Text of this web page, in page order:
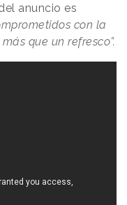
anuncio es
con la
que un refresco”.